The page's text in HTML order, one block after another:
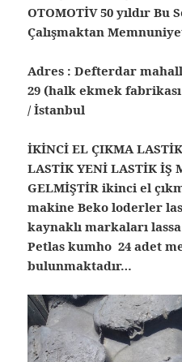
OTOMOTİV 50 yıldır Bu
Çalışmaktan
Adres : Defterdar
29 (halk ekmek
/ İstanbul
İKİNCİ EL ÇIKMA
LASTİK YENİ LASTİK İŞ
GELMİŞTİR ikinci el
makine Beko loderler
kaynaklı markaları
Petlas kumho 24 adet
bulunmaktadır…